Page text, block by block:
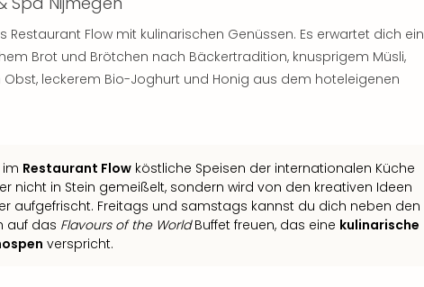
Flow mit kulinarischen Genüssen. Es erwartet dich ein
Brot und Brötchen nach Bäckertradition, knusprigem Müsli,
leckerem Bio-Joghurt und Honig aus dem hoteleigenen
Restaurant Flow köstliche Speisen der internationalen Küche
nicht in Stein gemeißelt, sondern wird von den kreativen Ideen
aufgefrischt. Freitags und samstags kannst du dich neben den
auf das Flavours of the WorldBuffet freuen, das eine kulinarische
verspricht.